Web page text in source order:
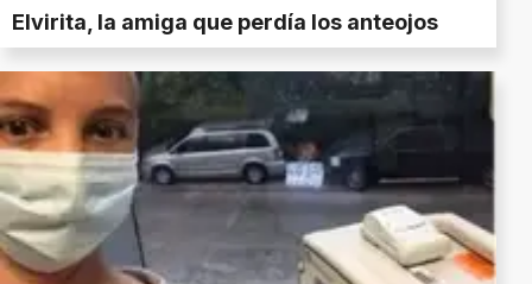
Elvirita, la amiga que perdía los anteojos